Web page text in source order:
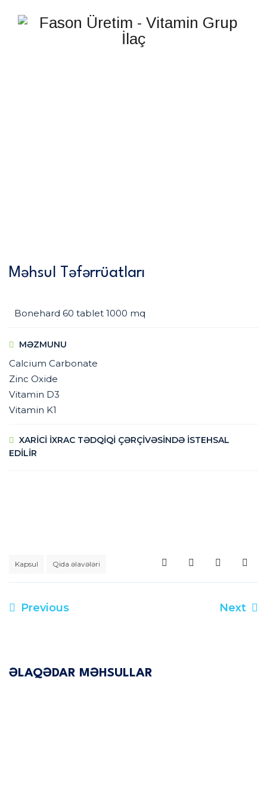
Məhsul Təfərrüatları
Bonehard 60 tablet 1000 mq
MƏZMUNU
Calcium Carbonate
Zinc Oxide
Vitamin D3
Vitamin K1
XARİCİ İXRAC TƏDQİQİ ÇƏRÇİVƏSİNDƏ İSTEHSAL
EDİLİR
Kapsul Qida əlavələri
Previous Next
ƏLAQƏDAR MƏHSULLAR